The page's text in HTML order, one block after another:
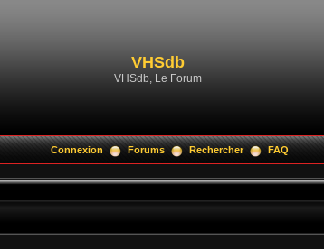
VHSdb
VHSdb, Le Forum
Connexion Forums Rechercher FAQ